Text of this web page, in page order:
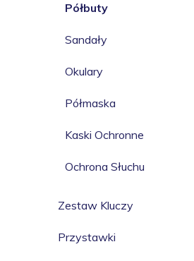
Półbuty
Sandały
Okulary
Półmaska
Kaski Ochronne
Ochrona Słuchu
Zestaw Kluczy
Przystawki